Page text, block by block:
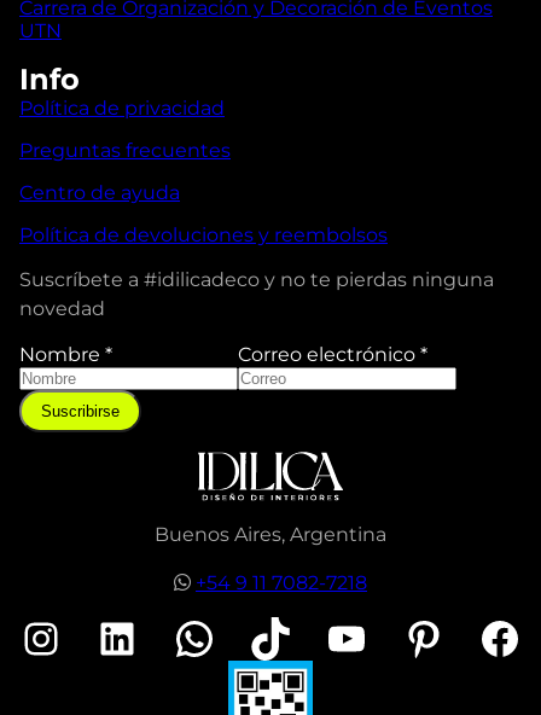
Carrera de Organización y Decoración de Eventos
UTN
Info
Política de privacidad
Preguntas frecuentes
Centro de ayuda
Política de devoluciones y reembolsos
Suscríbete a #idilicadeco y no te pierdas ninguna
novedad
Nombre * Correo electrónico *
Suscribirse
Buenos Aires, Argentina
+54 9 11 7082-7218
Instagram LinkedIn WhatsApp TikTok YouTube Pinterest Facebook